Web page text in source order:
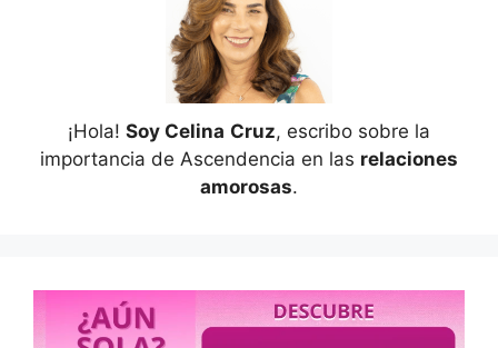
¡Hola! Soy Celina Cruz, escribo sobre la
importancia de Ascendencia en las relaciones
amorosas.